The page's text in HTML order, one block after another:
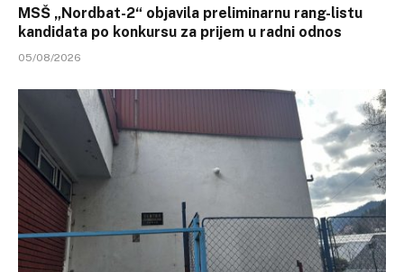
MSŠ „Nordbat-2“ objavila preliminarnu rang-listu
kandidata po konkursu za prijem u radni odnos
05/08/2026